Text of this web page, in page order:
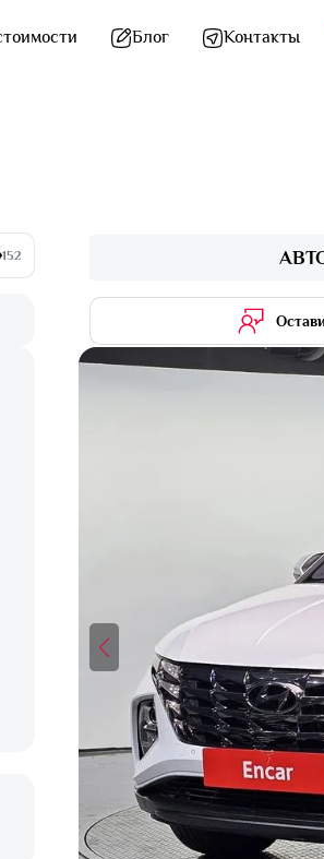
Блог Контакты
152